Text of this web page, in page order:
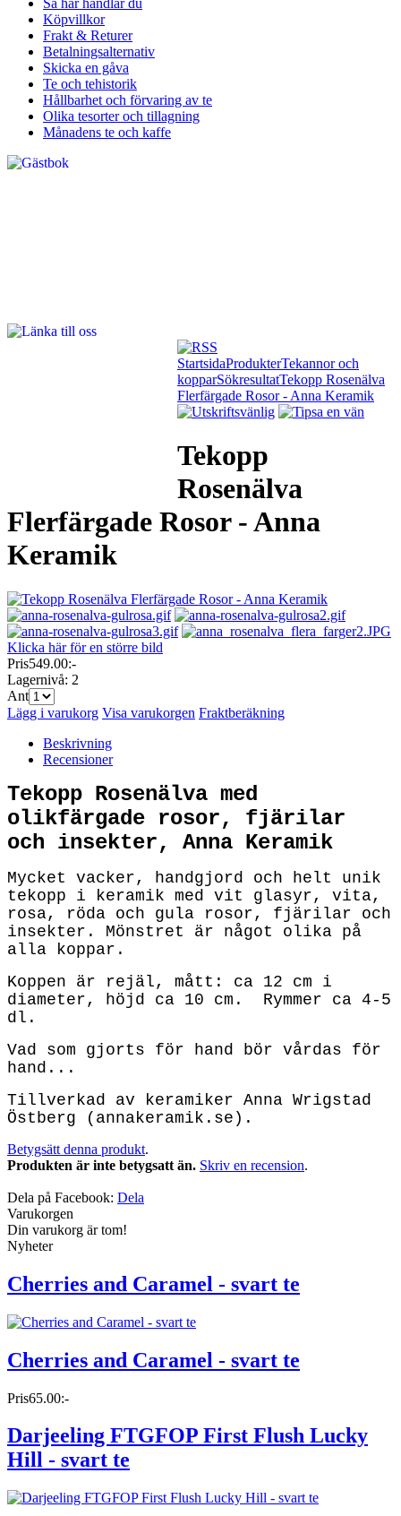
Så här handlar du
Köpvillkor
Frakt & Returer
Betalningsalternativ
Skicka en gåva
Te och tehistorik
Hållbarhet och förvaring av te
Olika tesorter och tillagning
Månadens te och kaffe
StartsidaProdukterTekannor och
kopparSökresultatTekopp Rosenälva
Flerfärgade Rosor - Anna Keramik
Tekopp
Rosenälva
Flerfärgade Rosor - Anna
Keramik
Klicka här för en större bild
Pris549.00:-
Lagernivå: 2
Ant
Lägg i varukorg Visa varukorgen Fraktberäkning
Beskrivning
Recensioner
Tekopp Rosenälva med
olikfärgade rosor, fjärilar
och insekter, Anna Keramik
Mycket vacker, handgjord och helt unik
tekopp i keramik med vit glasyr, vita,
rosa, röda och gula rosor, fjärilar och
insekter. Mönstret är något olika på
alla koppar.
Koppen är rejäl, mått: ca 12 cm i
diameter, höjd ca 10 cm.
Rymmer ca 4-5
dl.
Vad som gjorts för hand bör vårdas för
hand...
Tillverkad av keramiker Anna Wrigstad
Östberg (annakeramik.se).
Betygsätt denna produkt.
Produkten är inte betygsatt än. Skriv en recension.
Dela på Facebook: Dela
Varukorgen
Din varukorg är tom!
Nyheter
Cherries and Caramel - svart te
Cherries and Caramel - svart te
Pris65.00:-
Darjeeling FTGFOP First Flush Lucky
Hill - svart te